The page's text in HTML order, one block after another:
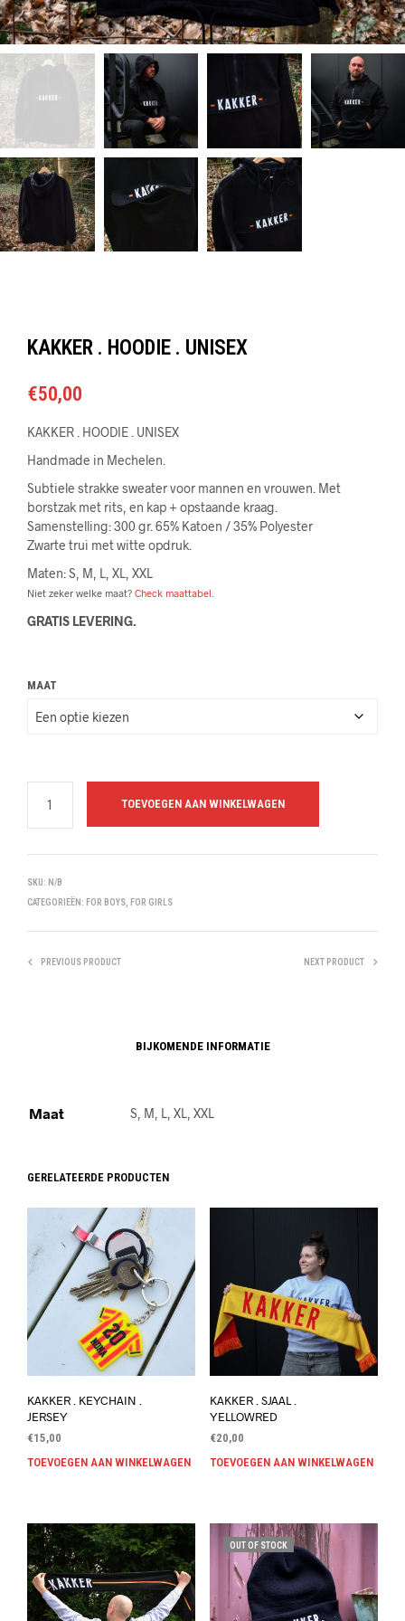
KAKKER . HOODIE . UNISEX
€50,00
KAKKER . HOODIE . UNISEX
Handmade in Mechelen.
Subtiele strakke sweater voor mannen en vrouwen. Met
borstzak met rits, en kap + opstaande kraag.
Samenstelling: 300 gr. 65% Katoen / 35% Polyester
Zwarte trui met witte opdruk.
Maten: S, M, L, XL, XXL
Niet zeker welke maat? Check maattabel
GRATIS LEVERING.
MAAT
TOEVOEGEN AAN WINKELWAGEN
SKU: N/B
CATEGORIEËN: FOR BOYS, FOR GIRLS
PREVIOUS PRODUCT NEXT PRODUCT
BIJKOMENDE INFORMATIE
Maat S, M, L, XL, XXL
GERELATEERDE PRODUCTEN
KAKKER . KEYCHAIN .
JERSEY
€15,00
TOEVOEGEN AAN WINKELWAGEN
KAKKER . SJAAL .
YELLOWRED
€20,00
TOEVOEGEN AAN WINKELWAGEN
OUT OF STOCK